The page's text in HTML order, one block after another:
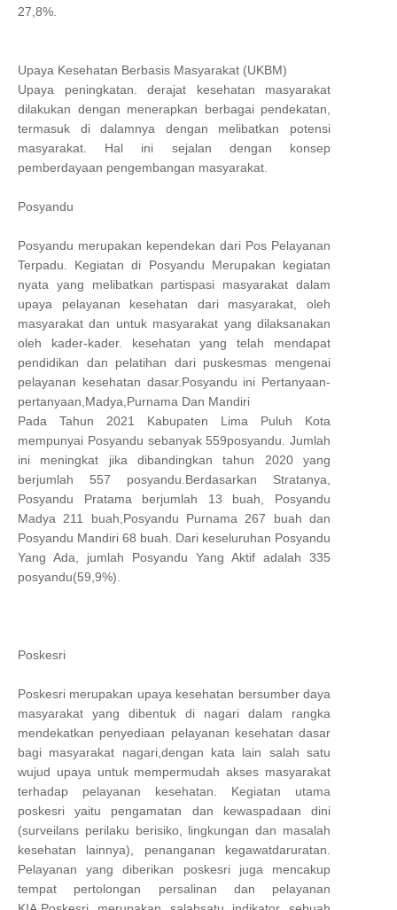
27,8%.
Upaya Kesehatan Berbasis Masyarakat (UKBM)
Upaya peningkatan. derajat kesehatan masyarakat
dilakukan dengan menerapkan berbagai pendekatan,
termasuk di dalamnya dengan melibatkan potensi
masyarakat. Hal ini sejalan dengan konsep
pemberdayaan pengembangan masyarakat.
Posyandu
Posyandu merupakan kependekan dari Pos Pelayanan
Terpadu. Kegiatan di Posyandu Merupakan kegiatan
nyata yang melibatkan partispasi masyarakat dalam
upaya pelayanan kesehatan dari masyarakat, oleh
masyarakat dan untuk masyarakat yang dilaksanakan
oleh kader-kader. kesehatan yang telah mendapat
pendidikan dan pelatihan dari puskesmas mengenai
pelayanan kesehatan dasar.Posyandu ini Pertanyaan-
pertanyaan,Madya,Purnama Dan Mandiri
Pada Tahun 2021 Kabupaten Lima Puluh Kota
mempunyai Posyandu sebanyak 559posyandu. Jumlah
ini meningkat jika dibandingkan tahun 2020 yang
berjumlah 557 posyandu.Berdasarkan Stratanya,
Posyandu Pratama berjumlah 13 buah, Posyandu
Madya 211 buah,Posyandu Purnama 267 buah dan
Posyandu Mandiri 68 buah. Dari keseluruhan Posyandu
Yang Ada, jumlah Posyandu Yang Aktif adalah 335
posyandu(59,9%).
Poskesri
Poskesri merupakan upaya kesehatan bersumber daya
masyarakat yang dibentuk di nagari dalam rangka
mendekatkan penyediaan pelayanan kesehatan dasar
bagi masyarakat nagari,dengan kata lain salah satu
wujud upaya untuk mempermudah akses masyarakat
terhadap pelayanan kesehatan. Kegiatan utama
poskesri yaitu pengamatan dan kewaspadaan dini
(surveilans perilaku berisiko, lingkungan dan masalah
kesehatan lainnya), penanganan kegawatdaruratan.
Pelayanan yang diberikan poskesri juga mencakup
tempat pertolongan persalinan dan pelayanan